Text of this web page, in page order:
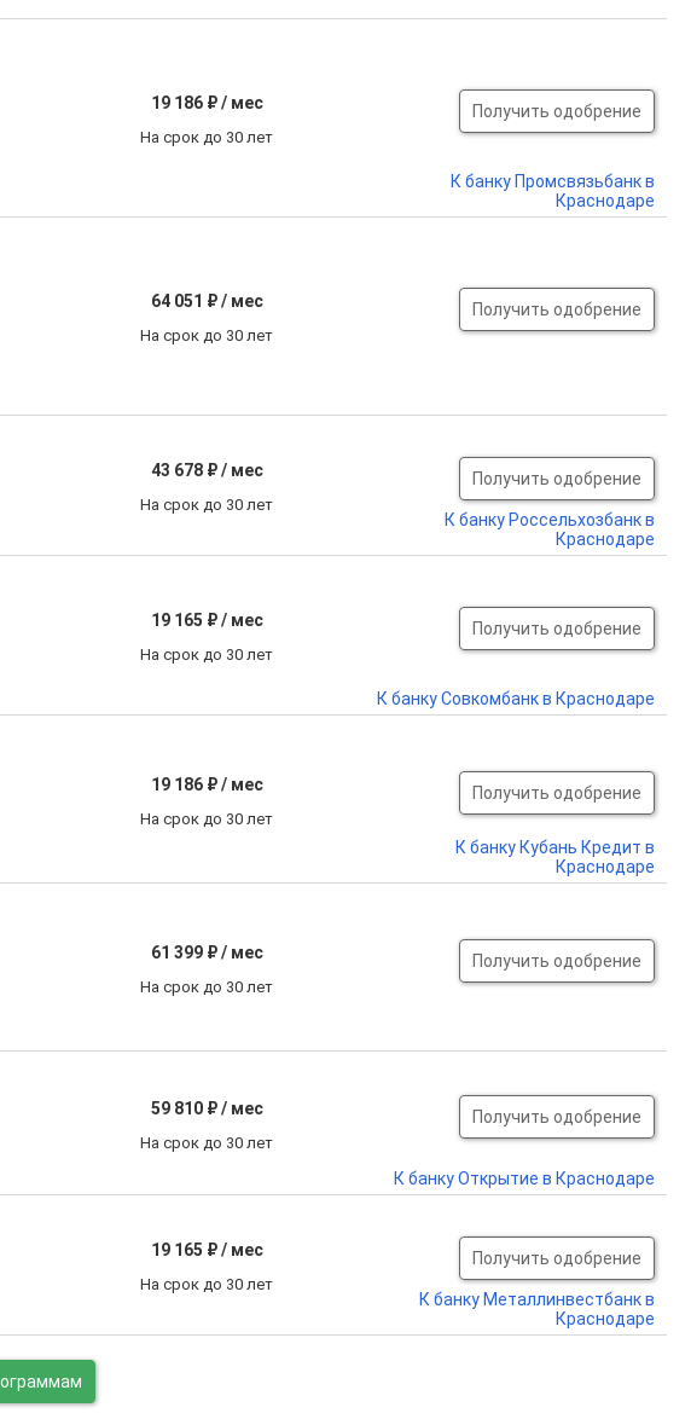
19 186 ₽ / мес
На срок до 30 лет
Получить одобрение
К банку Промсвязьбанк в
Краснодаре
64 051 ₽ / мес
На срок до 30 лет
Получить одобрение
43 678 ₽ / мес
На срок до 30 лет
Получить одобрение
К банку Россельхозбанк в
Краснодаре
19 165 ₽ / мес
На срок до 30 лет
Получить одобрение
К банку Совкомбанк в Краснодаре
19 186 ₽ / мес
На срок до 30 лет
Получить одобрение
К банку Кубань Кредит в
Краснодаре
61 399 ₽ / мес
На срок до 30 лет
Получить одобрение
59 810 ₽ / мес
На срок до 30 лет
Получить одобрение
К банку Открытие в Краснодаре
19 165 ₽ / мес
На срок до 30 лет
Получить одобрение
К банку Металлинвестбанк в
Краснодаре